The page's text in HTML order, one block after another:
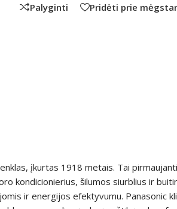
Palyginti Pridėti prie
įkurtas 1918 metais. Tai
kondicionierius, šilumos siurblius ir
ir energijos efektyvumu. Panasonic